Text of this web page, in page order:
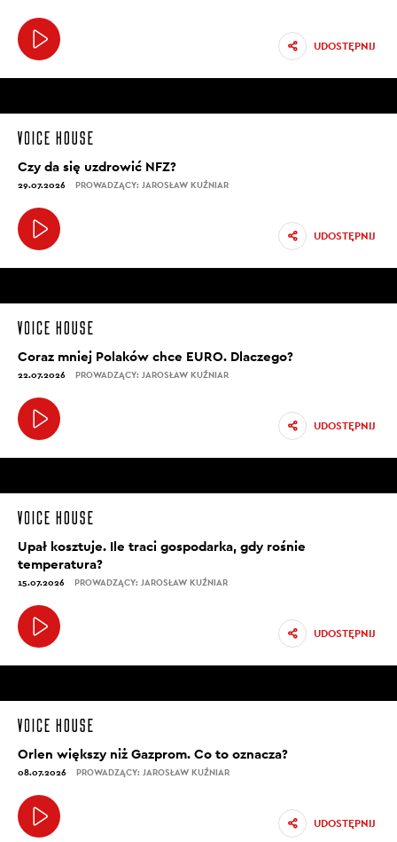
UDOSTĘPNIJ
Czy da się uzdrowić NFZ?
29.07.2026 PROWADZĄCY: JAROSŁAW KUŹNIAR
UDOSTĘPNIJ
Coraz mniej Polaków chce EURO. Dlaczego?
22.07.2026 PROWADZĄCY: JAROSŁAW KUŹNIAR
UDOSTĘPNIJ
Upał kosztuje. Ile traci gospodarka, gdy rośnie
temperatura?
15.07.2026 PROWADZĄCY: JAROSŁAW KUŹNIAR
UDOSTĘPNIJ
Orlen większy niż Gazprom. Co to oznacza?
08.07.2026 PROWADZĄCY: JAROSŁAW KUŹNIAR
UDOSTĘPNIJ